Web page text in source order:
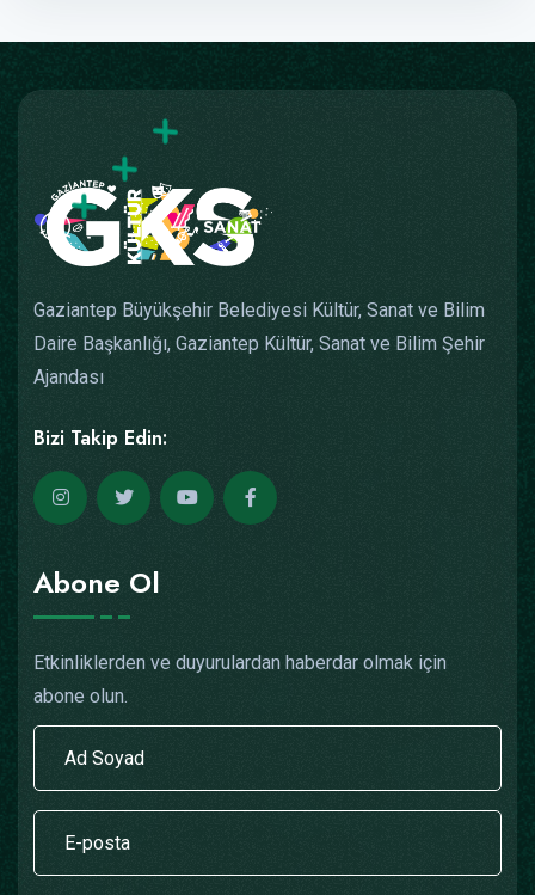
Gaziantep Büyükşehir Belediyesi Kültür, Sanat ve Bilim
Daire Başkanlığı, Gaziantep Kültür, Sanat ve Bilim Şehir
Ajandası
Bizi Takip Edin:
Abone Ol
Etkinliklerden ve duyurulardan haberdar olmak için
abone olun.